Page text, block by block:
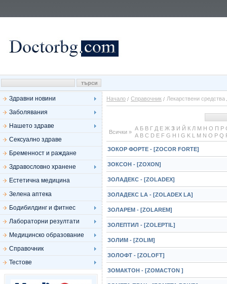
Здравни новини
Заболявания
Нашето здраве
Сексуално здраве
Бременност и раждане
Здравословно хранене
Естетична медицина
Зелена аптека
Бодибилдинг и фитнес
Лабораторни резултати
Медицинско образование
Справочник
Тестове
Начало Справочник Лекарствени средства
Всички »
А Б В Г Д Е Ж З И Й К Л М Н О П Р
A B C D E F G H I G K L M N O P Q
ЗОКОР ФОРТЕ - [ZOCOR FORTE]
ЗОКСОН - [ZOXON]
ЗОЛАДЕКС - [ZOLADEX]
ЗОЛАДЕКС LA - [ZOLADEX LA]
ЗОЛАРЕМ - [ZOLAREM]
ЗОЛЕПТИЛ - [ZOLEPTIL]
ЗОЛИМ - [ZOLIM]
ЗОЛОФТ - [ZOLOFT]
ЗОМАКТОН - [ZOMACTON ]